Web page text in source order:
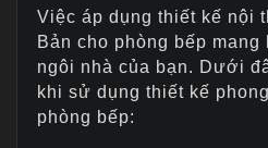
Việc áp dụng thiết kế nội
Bản cho phòng bếp
ngôi nhà của bạn. Dưới
khi sử dụng thiết kế
phòng bếp: